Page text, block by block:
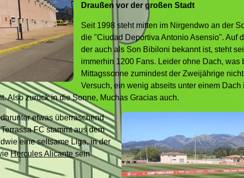
Draußen vor der großen Stadt
Seit 1998 steht mitten im Nirgendwo an der
die "Ciudad Deportiva Antonio Asensio". Auf
der auch als Son Bibiloni bekannt ist, steht
immerhin 1200 Fans. Leider ohne Dach, was
Mittagssonne zumindest der Zweijährige
Versuch, ein wenig abseits unter einem Dach
Also zurück in die Sonne, Muchas Gracias auch.
etwas überraschend
FC stammt aus dem
eine seltsame Liga, in der
Hercules Alicante sein